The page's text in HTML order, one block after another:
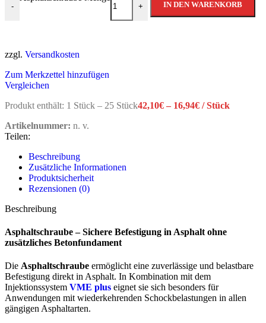
- + IN DEN WARENKORB
zzgl. Versandkosten
Zum Merkzettel hinzufügen
Vergleichen
Produkt enthält: 1 Stück – 25 Stück42,10€ – 16,94€ /Stück
Artikelnummer: n. v.
Teilen:
Beschreibung
Zusätzliche Informationen
Produktsicherheit
Rezensionen (0)
Beschreibung
Asphaltschraube – Sichere Befestigung in Asphalt ohne
zusätzliches Betonfundament
Die Asphaltschraube ermöglicht eine zuverlässige und belastbare
Befestigung direkt in Asphalt. In Kombination mit dem
Injektionssystem VME plus eignet sie sich besonders für
Anwendungen mit wiederkehrenden Schockbelastungen in allen
gängigen Asphaltarten.